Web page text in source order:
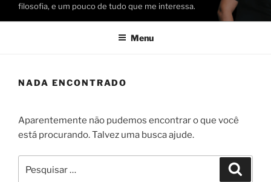
filosofia, e um pouco de tudo que me interessa.
Menu
NADA ENCONTRADO
Aparentemente não pudemos encontrar o que você
está procurando. Talvez uma busca ajude.
por: